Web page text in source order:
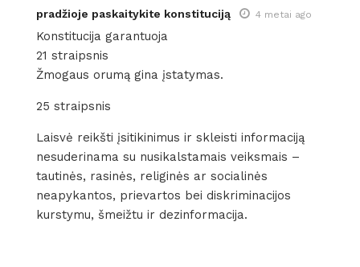
pradžioje paskaitykite konstituciją 4 metai ago
Konstitucija garantuoja
21 straipsnis
Žmogaus orumą gina įstatymas.
25 straipsnis
Laisvė reikšti įsitikinimus ir skleisti informaciją
nesuderinama su nusikalstamais veiksmais –
tautinės, rasinės, religinės ar socialinės
neapykantos, prievartos bei diskriminacijos
kurstymu, šmeižtu ir dezinformacija.